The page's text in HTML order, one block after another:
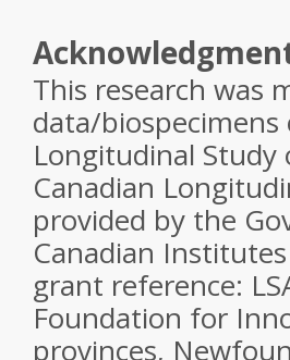
This research was
data/biospecimens
Longitudinal Study
Canadian
provided by the
Canadian
grant reference:
Foundation for
provinces,